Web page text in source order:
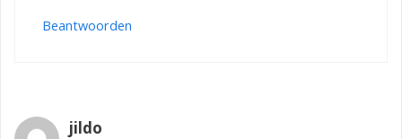
Beantwoorden
jildo